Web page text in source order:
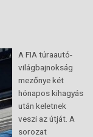
A FIA túraautó-
világbajnokság
mezőnye két
hónapos kihagyás
után keletnek
veszi az útját. A
sorozat